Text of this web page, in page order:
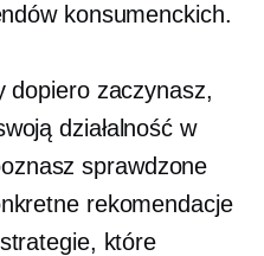
konsumenckich.
dopiero zaczynasz,
działalność w
sprawdzone
rekomendacje
które